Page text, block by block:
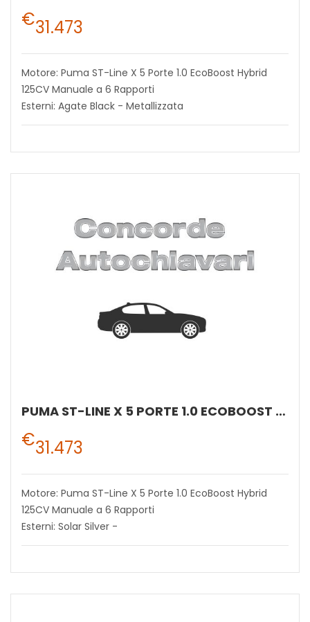
€31.473
Motore: Puma ST-Line X 5 Porte 1.0 EcoBoost Hybrid
125CV Manuale a 6 Rapporti
Esterni: Agate Black - Metallizzata
PUMA ST-LINE X 5 PORTE 1.0 ECOBOOST HYBRID 125CV MANUALE A 6 RAPPORTI
€31.473
Motore: Puma ST-Line X 5 Porte 1.0 EcoBoost Hybrid
125CV Manuale a 6 Rapporti
Esterni: Solar Silver -